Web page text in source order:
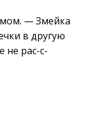
— Змейка
в другую
не рас-с-